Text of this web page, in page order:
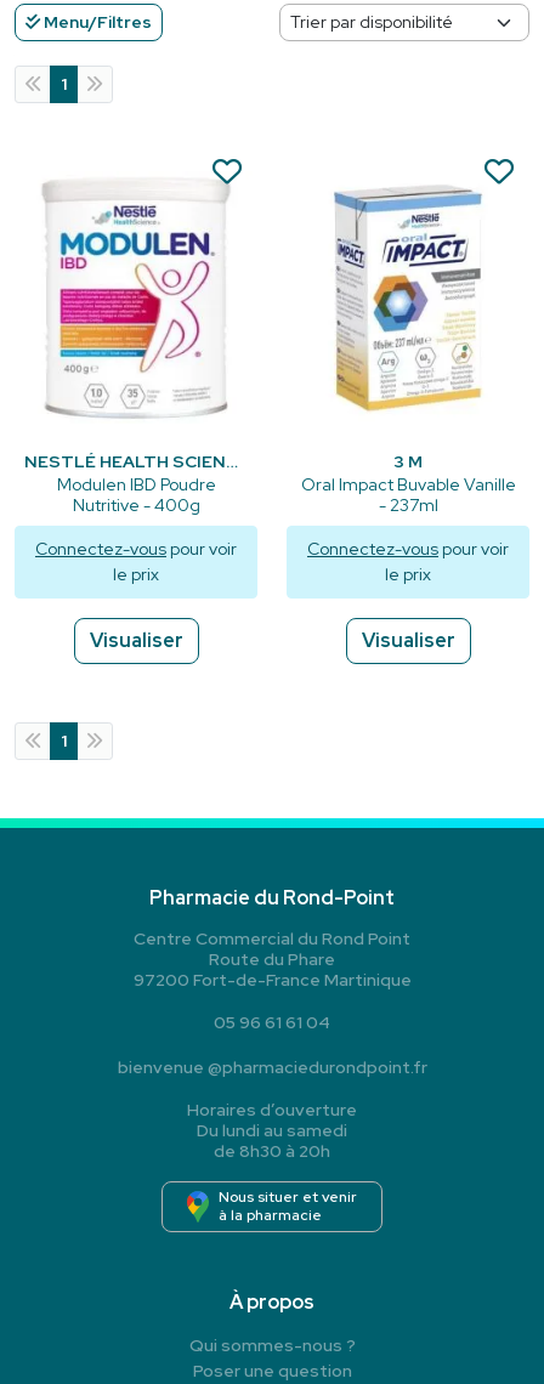
Menu/Filtres
1
NESTLÉ HEALTH SCIENCE
Modulen IBD Poudre
Nutritive - 400g
Connectez-vous pour voir
le prix
Visualiser
3 M
Oral Impact Buvable Vanille
- 237ml
Connectez-vous pour voir
le prix
Visualiser
1
Pharmacie du Rond-Point
Centre Commercial du Rond Point
Route du Phare
97200 Fort-de-France Martinique
05 96 61 61 04
bienvenue @pharmaciedurondpoint.fr
Horaires d’ouverture
Du lundi au samedi
de 8h30 à 20h
Nous situer et venir
à la pharmacie
À propos
Qui sommes-nous ?
Poser une question